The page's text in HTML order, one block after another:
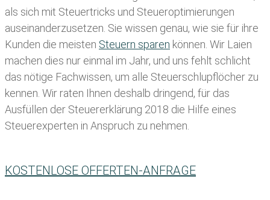
als sich mit Steuertricks und Steueroptimierungen
auseinanderzusetzen. Sie wissen genau, wie sie für ihre
Kunden die meisten Steuern sparen können. Wir Laien
machen dies nur einmal im Jahr, und uns fehlt schlicht
das nötige Fachwissen, um alle Steuerschlupflöcher zu
kennen. Wir raten Ihnen deshalb dringend, für das
Ausfüllen der Steuererklärung 2018 die Hilfe eines
Steuerexperten in Anspruch zu nehmen.
KOSTENLOSE OFFERTEN-ANFRAGE